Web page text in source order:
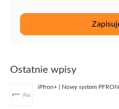
Ostatnie wpisy
iPfron+ | Nowy system PFRON